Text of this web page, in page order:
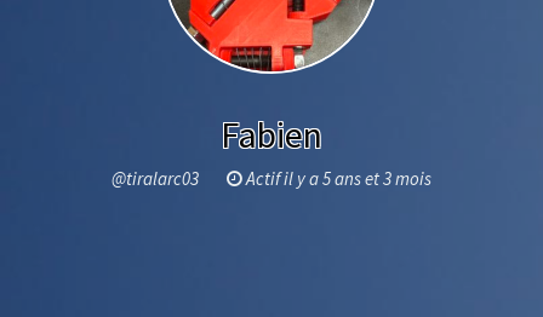
Fabien
@tiralarc03 Actif il y a 5 ans et 3 mois